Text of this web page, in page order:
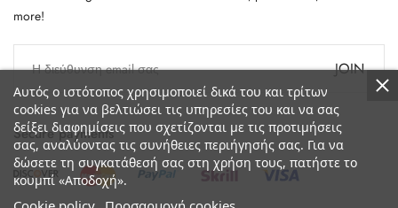
more!
JOIN
Secure payments
Αυτός ο ιστότοπος χρησιμοποιεί δικά του και τρίτων
cookies για να βελτιώσει τις υπηρεσίες του και να σας
δείξει διαφημίσεις που σχετίζονται με τις προτιμήσεις
σας, αναλύοντας τις συνήθειες περιήγησής σας. Για να
δώσετε τη συγκατάθεσή σας στη χρήση τους, πατήστε το
κουμπί «Αποδοχή».